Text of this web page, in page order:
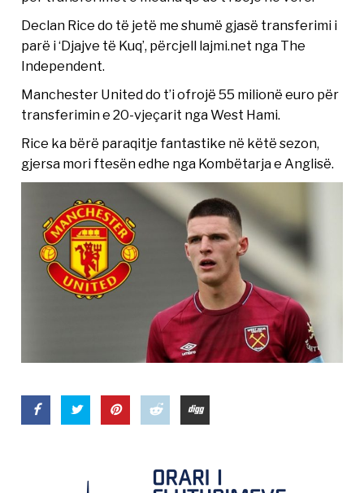
Declan Rice do të jetë me shumë gjasë transferimi i
parë i ‘Djajve të Kuq’, përcjell lajmi.net nga The
Independent.
Manchester United do t’i ofrojë 55 milionë euro për
transferimin e 20-vjeçarit nga West Hami.
Rice ka bërë paraqitje fantastike në këtë sezon,
gjersa mori ftesën edhe nga Kombëtarja e Anglisë.